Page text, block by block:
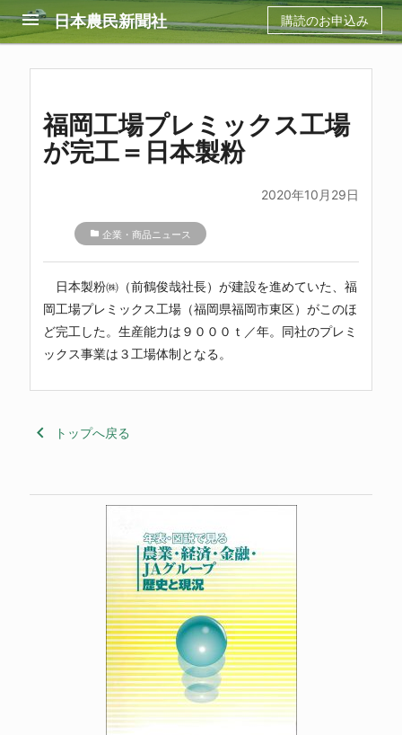
menu 日本農民新聞社 購読のお申込み
福岡工場プレミックス工場
が完工＝日本製粉
2020年10月29日
folder 企業・商品ニュース
日本製粉㈱（前鶴俊哉社長）が建設を進めていた、福
岡工場プレミックス工場（福岡県福岡市東区）がこのほ
ど完工した。生産能力は９０００ｔ／年。同社のプレミ
ックス事業は３工場体制となる。
keyboard_arrow_left トップへ戻る